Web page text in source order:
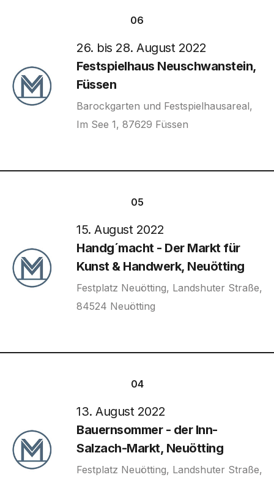
06
26. bis 28. August 2022
Festspielhaus Neuschwanstein,
Füssen
Barockgarten und Festspielhausareal,
Im See 1, 87629 Füssen
05
15. August 2022
Handg´macht - Der Markt für
Kunst & Handwerk, Neuötting
Festplatz Neuötting, Landshuter Straße,
84524 Neuötting
04
13. August 2022
Bauernsommer - der Inn-
Salzach-Markt, Neuötting
Festplatz Neuötting, Landshuter Straße,